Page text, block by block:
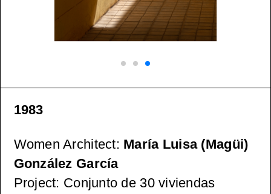
1983
Women Architect: María Luisa (Magüi)
González García
Project: Conjunto de 30 viviendas